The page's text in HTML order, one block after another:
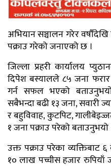
अभियान सञ्चालन गरेर
पक्राउ गरेको जनाएको छ ।
जिल्ला प्रहरी कार्यालय
दिपेश बस्यालले ८५ जना फरार
गर्न सफल भएको
सबैभन्दा बढी १३ जना, सवारी
र बहुविवाह, कुटपिट,
१ जना पक्राउ परेको बताउनुभयो
उक्त पक्राउ परेका व्यक्तिबाट
१० लाख पच्चीस हजार रुपियाँ